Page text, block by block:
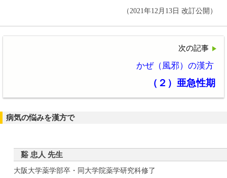
（2021年12月13日 改訂公開）
次の記事
かぜ（風邪）の漢方
（２）亜急性期
病気の悩みを漢方で
谿 忠人 先生
大阪大学薬学部卒・同大学院薬学研究科修了